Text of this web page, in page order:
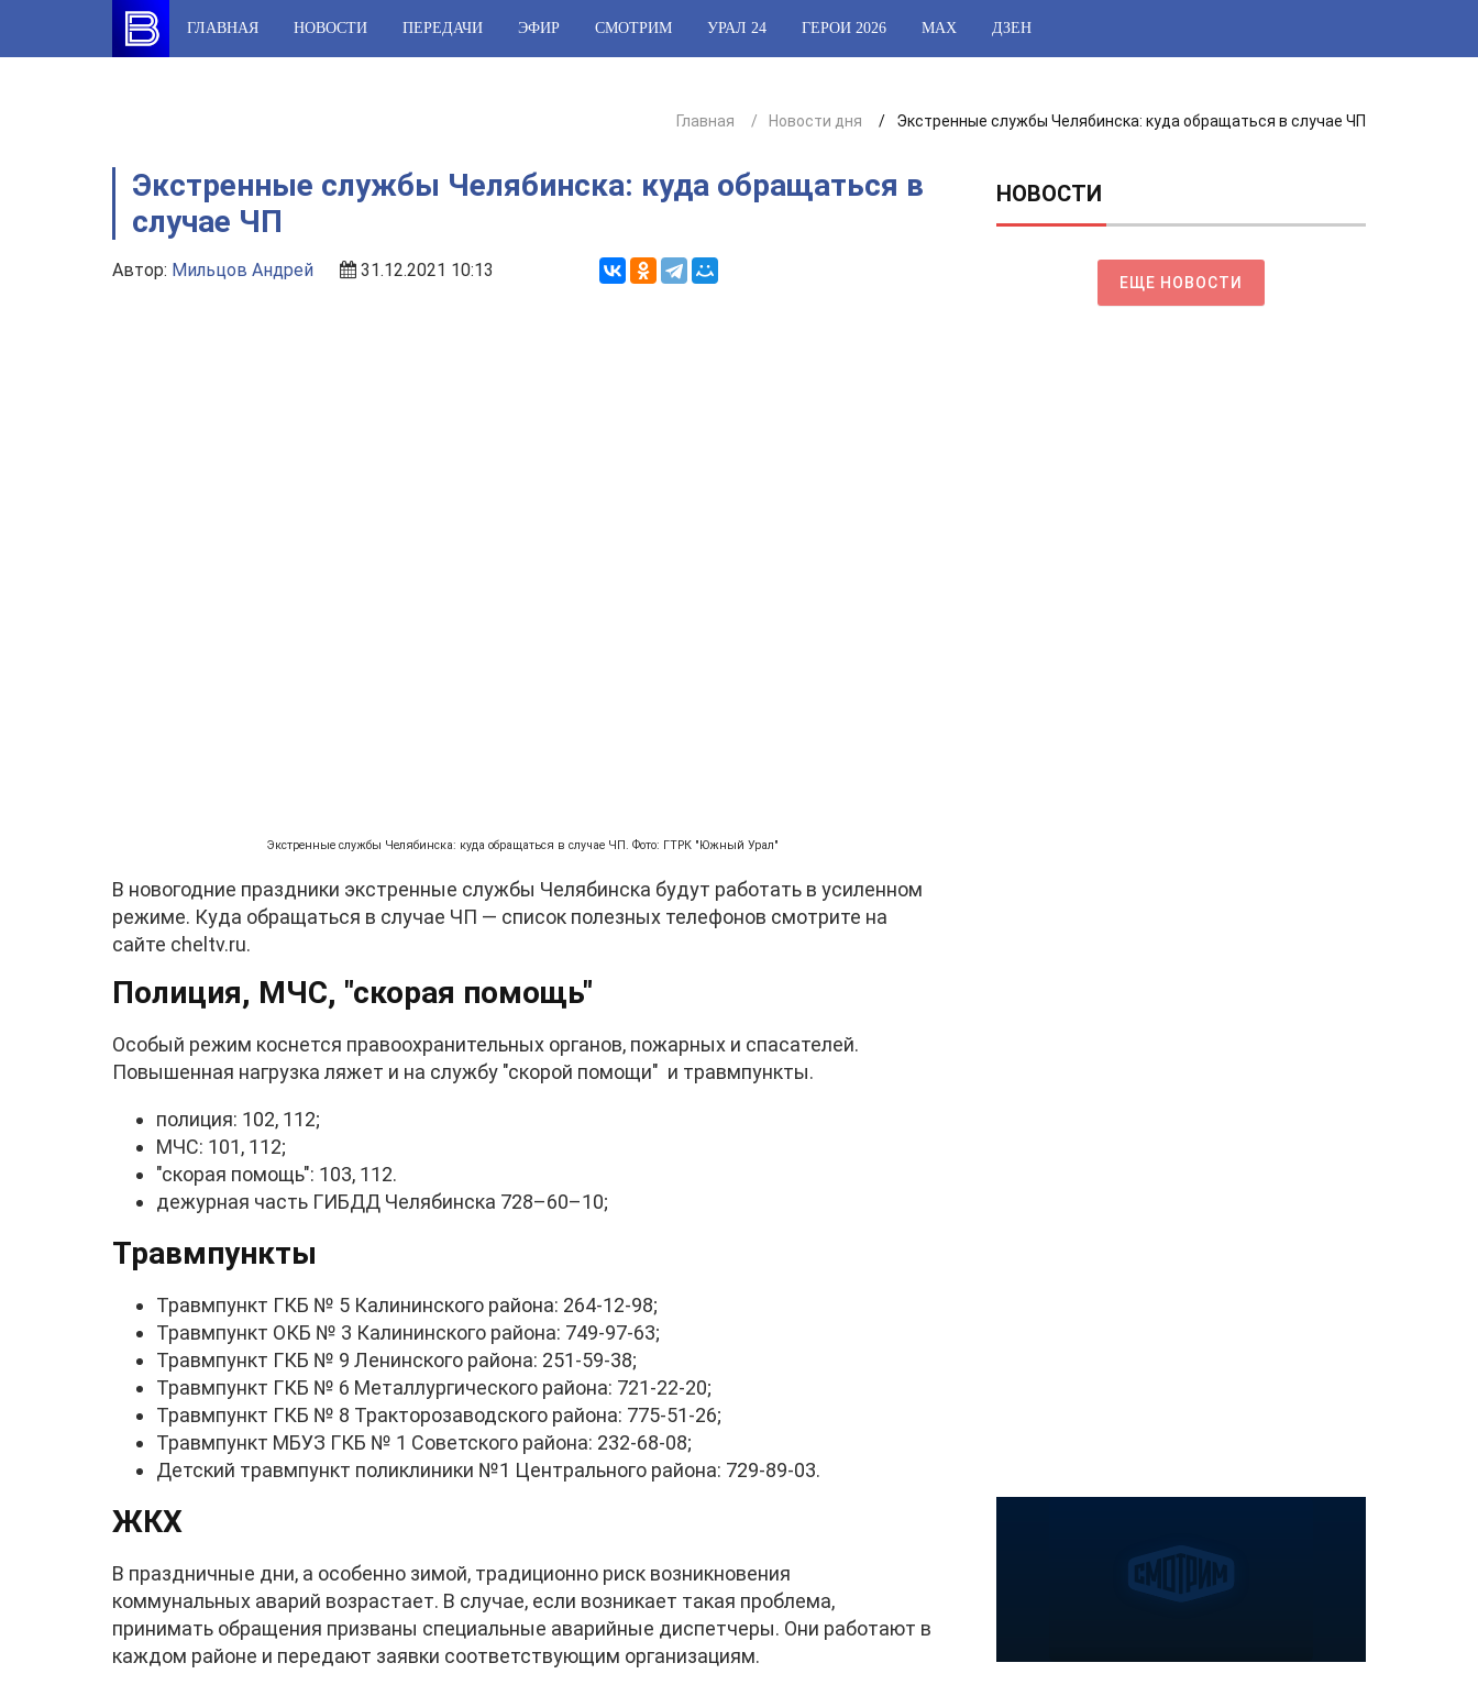
content
ГЛАВНАЯ НОВОСТИ ПЕРЕДАЧИ ЭФИР СМОТРИМ УРАЛ 24 ГЕРОИ 2026 МАХ ДЗЕН
Главная Новости дня Экстренные службы Челябинска: куда обращаться в случае ЧП
Экстренные службы Челябинска: куда обращаться в
случае ЧП
Автор: Мильцов Андрей 31.12.2021 10:13
Экстренные службы Челябинска: куда обращаться в случае ЧП. Фото: ГТРК "Южный Урал"
В новогодние праздники экстренные службы Челябинска будут работать в усиленном
режиме. Куда обращаться в случае ЧП — список полезных телефонов смотрите на
сайте cheltv.ru.
Полиция, МЧС, "скорая помощь"
Особый режим коснется правоохранительных органов, пожарных и спасателей.
Повышенная нагрузка ляжет и на службу "скорой помощи" и травмпункты.
полиция: 102, 112;
МЧС: 101, 112;
"скорая помощь": 103, 112.
дежурная часть ГИБДД Челябинска 728–60–10;
Травмпункты
Травмпункт ГКБ № 5 Калининского района: 264-12-98;
Травмпункт ОКБ № 3 Калининского района: 749-97-63;
Травмпункт ГКБ № 9 Ленинского района: 251-59-38;
Травмпункт ГКБ № 6 Металлургического района: 721-22-20;
Травмпункт ГКБ № 8 Тракторозаводского района: 775-51-26;
Травмпункт МБУЗ ГКБ № 1 Советского района: 232-68-08;
Детский травмпункт поликлиники №1 Центрального района: 729-89-03.
ЖКХ
В праздничные дни, а особенно зимой, традиционно риск возникновения
коммунальных аварий возрастает. В случае, если возникает такая проблема,
принимать обращения призваны специальные аварийные диспетчеры. Они работают в
каждом районе и передают заявки соответствующим организациям.
НОВОСТИ
ЕЩЕ НОВОСТИ